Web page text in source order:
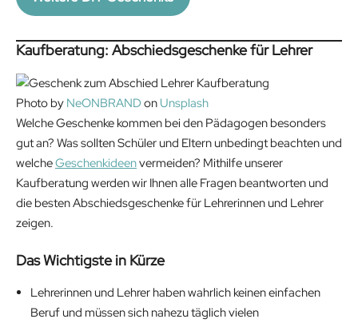
Kaufberatung: Abschiedsgeschenke für Lehrer
Photo by NeONBRAND on Unsplash
Welche Geschenke kommen bei den Pädagogen besonders
gut an? Was sollten Schüler und Eltern unbedingt beachten und
welcheGeschenkideenvermeiden? Mithilfe unserer
Kaufberatung werden wir Ihnen alle Fragen beantworten und
die besten Abschiedsgeschenke für Lehrerinnen und Lehrer
zeigen.
Das Wichtigste in Kürze
Lehrerinnen und Lehrer haben wahrlich keinen einfachen
Beruf und müssen sich nahezu täglich vielen